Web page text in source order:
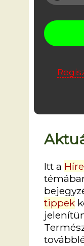
Itt a
tippek